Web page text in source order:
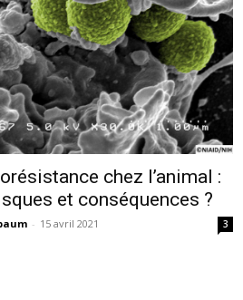
chez l’animal :
et conséquences ?
- 15 avril 2021 3